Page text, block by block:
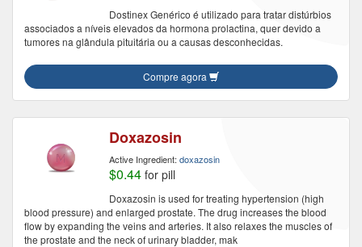
Dostinex Genérico é utilizado para tratar distúrbios
associados a níveis elevados da hormona prolactina, quer devido a
tumores na glândula pituitária ou a causas desconhecidas.
Compre agora
Doxazosin
Active Ingredient: doxazosin
$0.44 for pill
Doxazosin is used for treating hypertension (high
blood pressure) and enlarged prostate. The drug increases the blood
flow by expanding the veins and arteries. It also relaxes the muscles of
the prostate and the neck of urinary bladder, mak